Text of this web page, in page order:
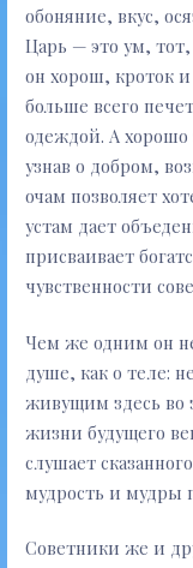
обоняние, вкус,
Царь — это ум,
он хорош, кроток
больше всего
одеждой. А хорошо
узнав о добром,
очам позволяет
устам дает
присваивает
чувственности
Чем же одним он
душе, как о теле:
живущим здесь во
жизни будущего
слушает
мудрость и мудры
Советники же и